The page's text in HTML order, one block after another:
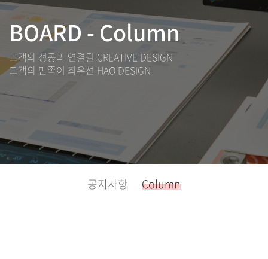
BOARD - Column
고객의 성공과 연결될 CREATIVE DESIGN
고객의 만족이 최우선 HAO DESIGN
공지사항 Column